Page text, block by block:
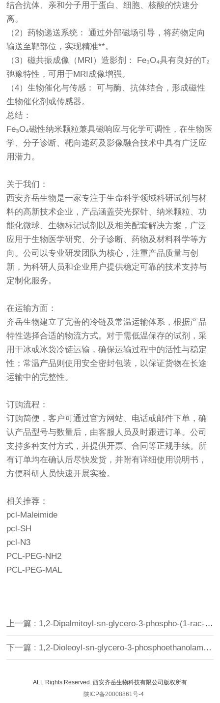
结合抗体、亲和分子用于蛋白、细胞、核酸的快速分
离。
（2）药物递送系统： 通过外部磁场引导，将药物定向
输送至靶部位，实现精准**。
（3）磁共振成像（MRI）造影剂： Fe₃O₄具有良好的T₂
弛豫特性，可用于MRI成像增强。
（4）生物催化与传感： 可与酶、抗体结合，形成磁性
生物催化剂或传感器。
总结：
Fe₃O₄磁性纳米颗粒兼具磁响应与化学可调性，在生物医
学、分子诊断、靶向递药及影像融合技术中具有广泛应
用潜力。
关于我们 ：
西安齐岳生物是一家专注于生命科学领域科研试剂与材
料的高新技术企业，产品涵盖荧光探针、纳米颗粒、功
能化微球、生物标记试剂以及相关配套解决方案，广泛
应用于生物医学研究、分子诊断、药物及材料科学等方
向。公司以专业研发团队为核心，注重产品质量与创
新，为科研人员和企业用户提供稳定可靠的技术支持与
定制化服务。
在运输方面：
齐岳生物建立了完善的冷链及常温运输体系，根据产品
特性选择合适的物流方式。对于需低温保存的试剂，采
用干冰或冰袋冷链运输，确保运输过程中的活性与稳定
性；常温产品则使用安全密封包装，以保证货物在长途
运输中的完整性。
订购流程：
订购简便，客户可通过官方网站、电话或邮件下单，确
认产品型号与数量后，由客服人员及时跟进订单。公司
支持多种支付方式，并提供开票、合同等正规手续。所
有订单均在确认后尽快发货，并附有详细使用说明书，
方便科研人员快速开展实验。
相关推荐：
pcl-Maleimide
pcl-SH
pcl-N3
PCL-PEG-NH2
PCL-PEG-MAL
上一篇 : 1,2-Dipalmitoyl-sn-glycero-3-phospho-(1-rac-glycerol) 二棕榈酰磷脂酰甘油 DPPG
下一篇 : 1,2-Dioleoyl-sn-glycero-3-phosphoethanolamine，DOPE，二油酰基磷脂酰乙醇胺
ALL Rights Reserved. 西安齐岳生物科技有限公司版权所有
陕ICP备20008861号-4